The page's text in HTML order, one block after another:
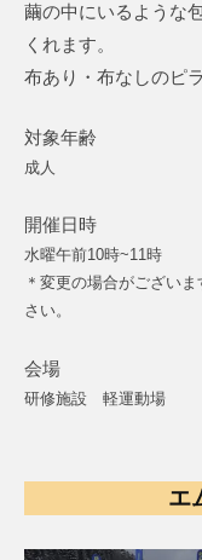
繭の中にいるような
くれます。
布あり・布なしのピ
対象年齢
成人
開催日時
水曜午前10時~11時
＊変更の場合がござい
さい。
会場
研修施設 軽運動場
エ